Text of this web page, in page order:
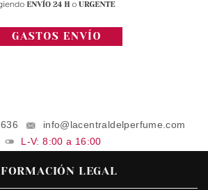
info@lacentraldelperfume.com
L-V: 8:00 a 16:00
LEGAL